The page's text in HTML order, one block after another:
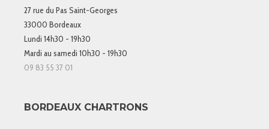
27 rue du Pas Saint-Georges
33000 Bordeaux
Lundi 14h30 - 19h30
Mardi au samedi 10h30 - 19h30
09 83 55 37 01
BORDEAUX CHARTRONS